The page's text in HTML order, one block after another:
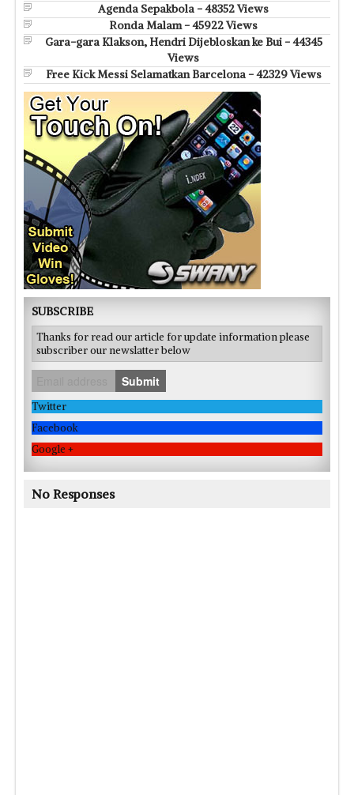
Agenda Sepakbola - 48352 Views
Ronda Malam - 45922 Views
Gara-gara Klakson, Hendri Dijebloskan ke Bui - 44345
Views
Free Kick Messi Selamatkan Barcelona - 42329 Views
SUBSCRIBE
Thanks for read our article for update information please
subscriber our newslatter below
Submit
Twitter
Facebook
Google +
No Responses